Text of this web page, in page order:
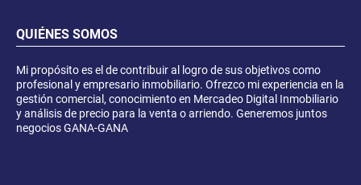
QUIÉNES SOMOS
Mi propósito es el de contribuir al logro de sus objetivos como
profesional y empresario inmobiliario. Ofrezco mi experiencia en la
gestión comercial, conocimiento en Mercadeo Digital Inmobiliario
y análisis de precio para la venta o arriendo. Generemos juntos
negocios GANA-GANA